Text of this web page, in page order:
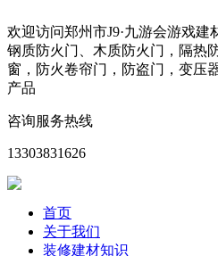
欢迎访问郑州市J9·九游会游戏
钢质防火门、木质防火门，隔热
窗，防火卷帘门，防盗门，变压
产品
咨询服务热线
13303831626
首页
关于我们
装修建材知识